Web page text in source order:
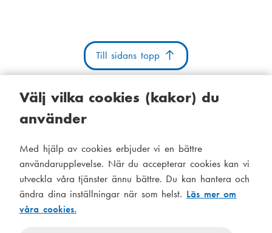
Välj vilka cookies (kakor) du
använder
Med hjälp av cookies erbjuder vi en bättre
användarupplevelse. När du accepterar cookies kan vi
utveckla våra tjänster ännu bättre. Du kan hantera och
ändra dina inställningar när som helst. Läs mer om
våra cookies.
Till sidans topp
S
d
Tema
Temat